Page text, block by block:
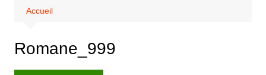
Accueil
Romane_999